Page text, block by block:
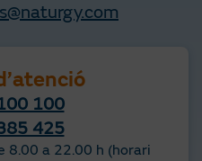
100
425
8.00 a 22.00 h (horari